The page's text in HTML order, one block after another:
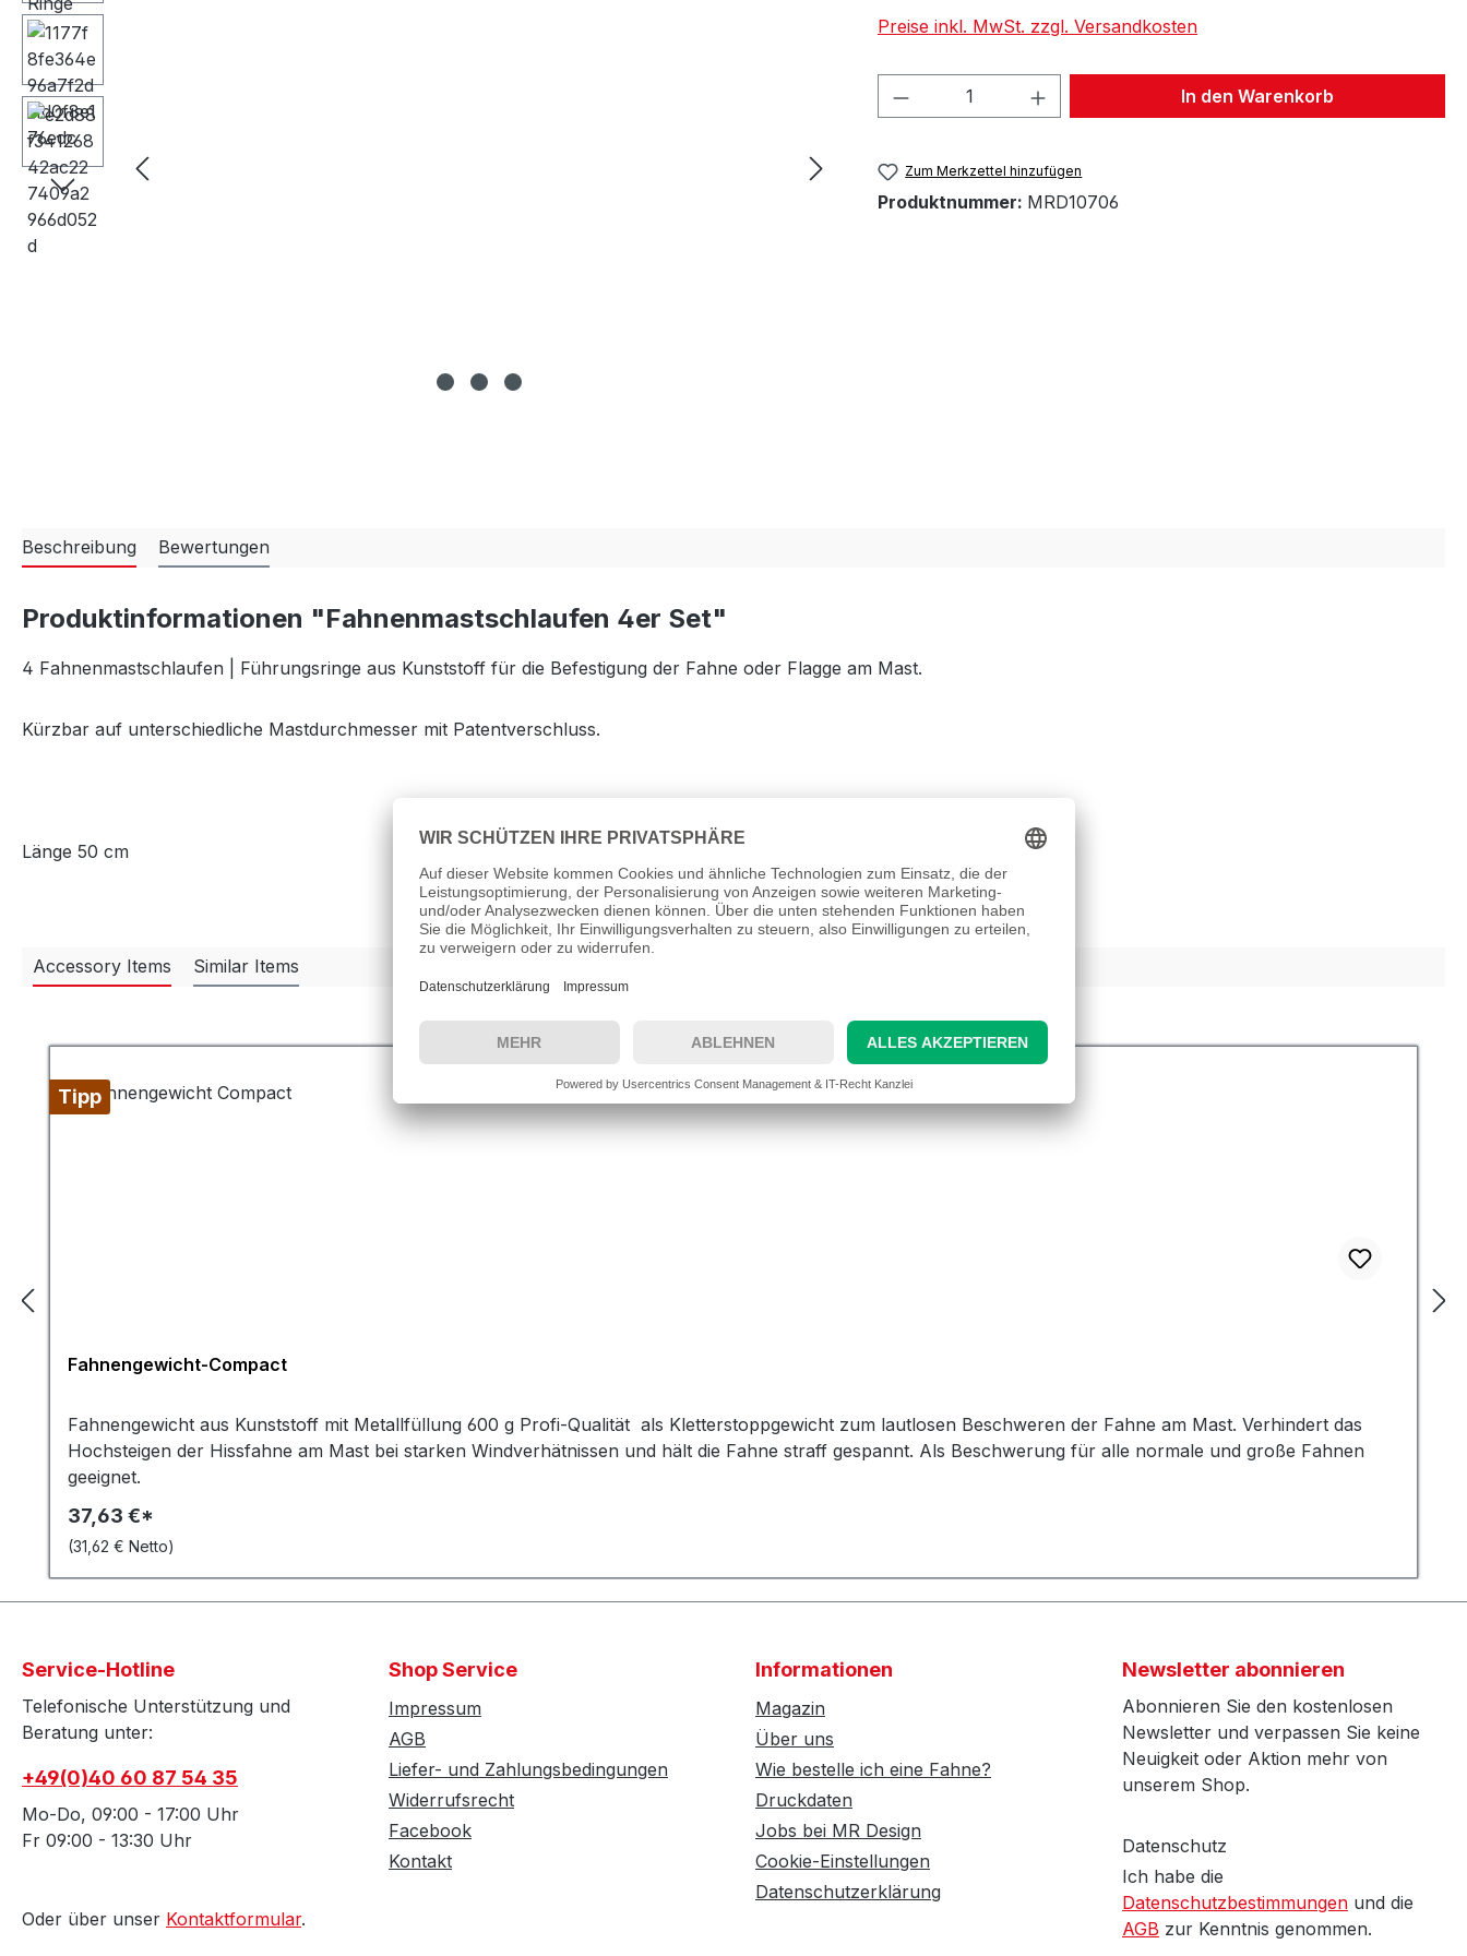
Preise inkl. MwSt. zzgl. Versandkosten
Produkt Anzahl: Gib den gewünschten Wert
In den Warenkorb
Zum Merkzettel hinzufügen
Produktnummer: MRD10706
Beschreibung Bewertungen
Produktinformationen "Fahnenmastschlaufen 4er Set"
4 Fahnenmastschlaufen | Führungsringe aus Kunststoff für die Befestigung der Fahne oder Flagge am Mast.
Kürzbar auf unterschiedliche Mastdurchmesser mit Patentverschluss.
Länge 50 cm
Accessory Items Similar Items
Tipp
Fahnengewicht-Compact
Fahnengewicht aus Kunststoff mit Metallfüllung 600 g Profi-Qualität als Kletterstoppgewicht zum lautlosen Beschweren der Fahne am Mast. Verhindert das
Hochsteigen der Hissfahne am Mast bei starken Windverhätnissen und hält die Fahne straff gespannt. Als Beschwerung für alle normale und große Fahnen
geeignet.
37,63 €*
(31,62 € Netto)
Service-Hotline
Telefonische Unterstützung und
Beratung unter:
+49(0)40 60 87 54 35
Mo-Do, 09:00 - 17:00 Uhr
Fr 09:00 - 13:30 Uhr
Oder über unser Kontaktformular.
Shop Service
Impressum
AGB
Liefer- und Zahlungsbedingungen
Widerrufsrecht
Facebook
Kontakt
Informationen
Magazin
Über uns
Wie bestelle ich eine Fahne?
Druckdaten
Jobs bei MR Design
Cookie-Einstellungen
Datenschutzerklärung
Newsletter abonnieren
Abonnieren Sie den kostenlosen
Newsletter und verpassen Sie keine
Neuigkeit oder Aktion mehr von
unserem Shop.
Datenschutz
Ich habe die
Datenschutzbestimmungen und die
AGB zur Kenntnis genommen.